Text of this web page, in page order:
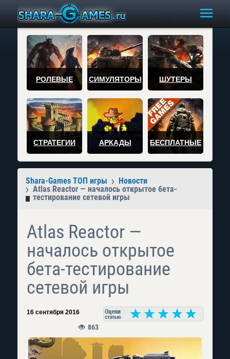
РОЛЕВЫЕ СИМУЛЯТОРЫ ШУТЕРЫ
СТРАТЕГИИ АРКАДЫ БЕСПЛАТНЫЕ
Shara-Games ТОП игры
Новости
Atlas Reactor — началось открытое бета-
тестирование сетевой игры
Atlas Reactor —
началось открытое
бета-тестирование
сетевой игры
16 сентября 2016
863